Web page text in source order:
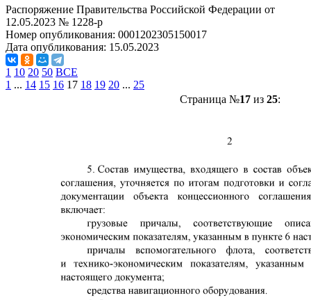
Распоряжение Правительства Российской Федерации от
12.05.2023 № 1228-р
Номер опубликования: 0001202305150017
Дата опубликования: 15.05.2023
1 10 20 50 ВСЕ
1 ... 14 15 16 17 18 19 20 ... 25
Страница №17из 25: